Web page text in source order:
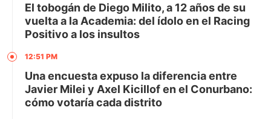
El tobogán de Diego Milito, a 12 años de su
vuelta a la Academia: del ídolo en el Racing
Positivo a los insultos
12:51 PM
Una encuesta expuso la diferencia entre
Javier Milei y Axel Kicillof en el Conurbano:
cómo votaría cada distrito